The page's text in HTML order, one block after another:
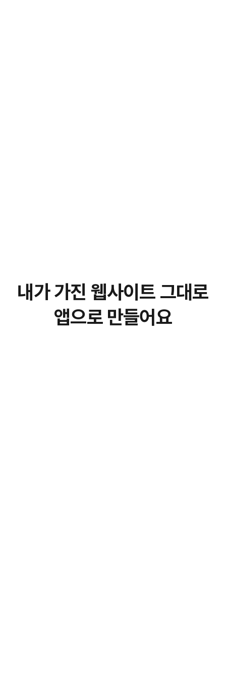
내가 가진 웹사이트 그대로
앱으로 만들어요